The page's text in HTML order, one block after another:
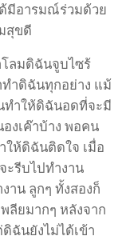
มีอารมณ์ร่วมด้วย
สุขดี
โลมดิฉันจูบไซร้
ำดิฉันทุกอย่าง แม้
ทำให้ดิฉันอดที่จะมี
งเค๊าบ้าง พอคน
ให้ดิฉันติดใจ เมื่อ
ะรีบไปทำงาน
าน ลูกๆ ทั้งสองก็
ลียมากๆ หลังจาก
ฉันยังไม่ได้เข้า